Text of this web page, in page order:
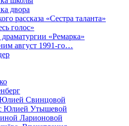
двора
рассказа «Сестра таланта»
голос»
«Ремарка»
август 1991-го…
Юлией Свинцовой
Юлией Утышевой
Ларионовой